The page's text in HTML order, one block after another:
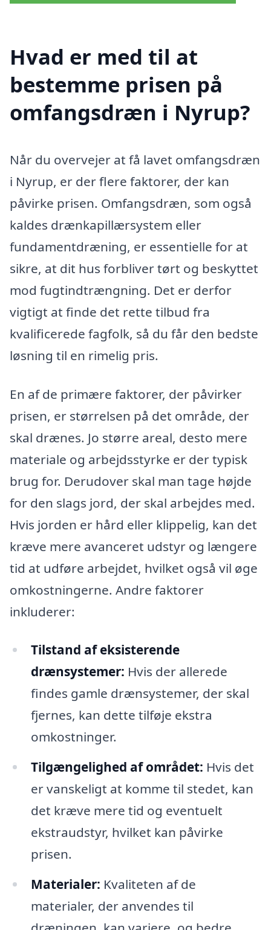
Hvad er med til at
bestemme prisen på
omfangsdræn i Nyrup?
Når du overvejer at få lavet omfangsdræn
i Nyrup, er der flere faktorer, der kan
påvirke prisen. Omfangsdræn, som også
kaldes drænkapillærsystem eller
fundamentdræning, er essentielle for at
sikre, at dit hus forbliver tørt og beskyttet
mod fugtindtrængning. Det er derfor
vigtigt at finde det rette tilbud fra
kvalificerede fagfolk, så du får den bedste
løsning til en rimelig pris.
En af de primære faktorer, der påvirker
prisen, er størrelsen på det område, der
skal drænes. Jo større areal, desto mere
materiale og arbejdsstyrke er der typisk
brug for. Derudover skal man tage højde
for den slags jord, der skal arbejdes med.
Hvis jorden er hård eller klippelig, kan det
kræve mere avanceret udstyr og længere
tid at udføre arbejdet, hvilket også vil øge
omkostningerne. Andre faktorer
inkluderer:
Tilstand af eksisterende
drænsystemer: Hvis der allerede
findes gamle drænsystemer, der skal
fjernes, kan dette tilføje ekstra
omkostninger.
Tilgængelighed af området: Hvis det
er vanskeligt at komme til stedet, kan
det kræve mere tid og eventuelt
ekstraudstyr, hvilket kan påvirke
prisen.
Materialer: Kvaliteten af de
materialer, der anvendes til